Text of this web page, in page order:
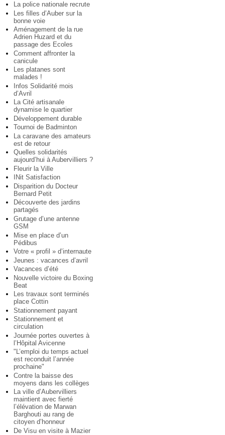
La police nationale recrute
Les filles d’Auber sur la
bonne voie
Aménagement de la rue
Adrien Huzard et du
passage des Ecoles
Comment affronter la
canicule
Les platanes sont
malades !
Infos Solidarité mois
d’Avril
La Cité artisanale
dynamise le quartier
Développement durable
Tournoi de Badminton
La caravane des amateurs
est de retour
Quelles solidarités
aujourd’hui à Aubervilliers ?
Fleurir la Ville
INit Satisfaction
Disparition du Docteur
Bernard Petit
Découverte des jardins
partagés
Grutage d’une antenne
GSM
Mise en place d’un
Pédibus
Votre « profil » d’internaute
Jeunes : vacances d’avril
Vacances d’été
Nouvelle victoire du Boxing
Beat
Les travaux sont terminés
place Cottin
Stationnement payant
Stationnement et
circulation
Journée portes ouvertes à
l’Hôpital Avicenne
"L’emploi du temps actuel
est reconduit l’année
prochaine"
Contre la baisse des
moyens dans les collèges
La ville d’Aubervilliers
maintient avec fierté
l’élévation de Marwan
Barghouti au rang de
citoyen d’honneur
De Visu en visite à Mazier